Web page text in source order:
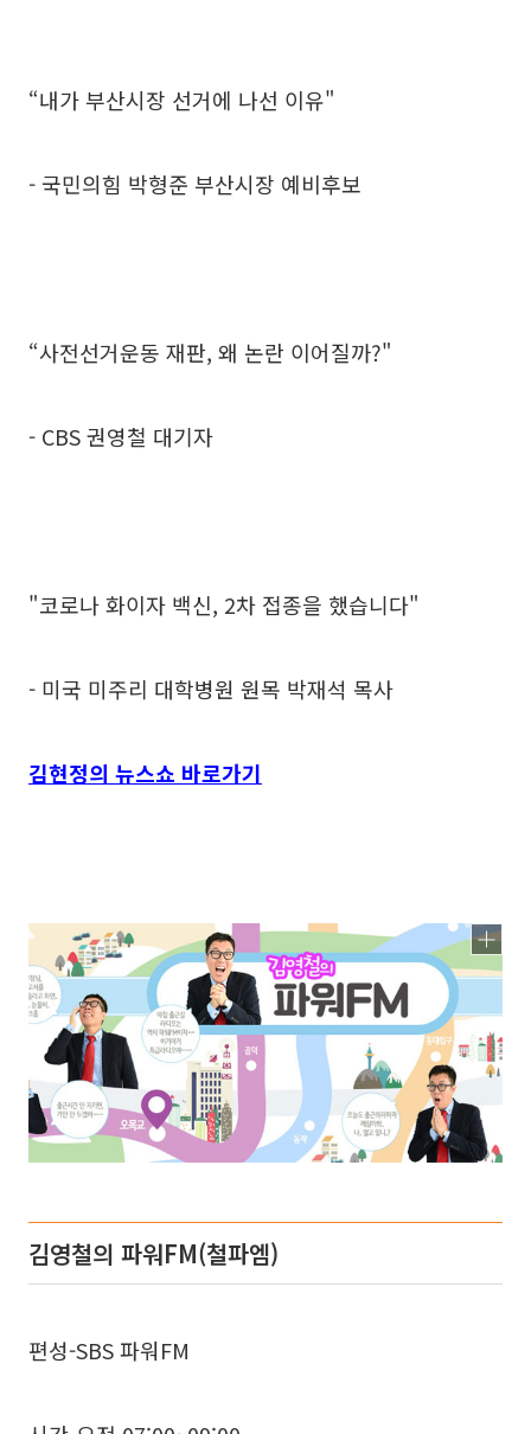
“내가 부산시장 선거에 나선 이유"
- 국민의힘 박형준 부산시장 예비후보
“사전선거운동 재판, 왜 논란 이어질까?"
- CBS 권영철 대기자
"코로나 화이자 백신, 2차 접종을 했습니다"
- 미국 미주리 대학병원 원목 박재석 목사
김현정의 뉴스쇼 바로가기
김영철의 파워FM(철파엠)
편성-SBS 파워FM